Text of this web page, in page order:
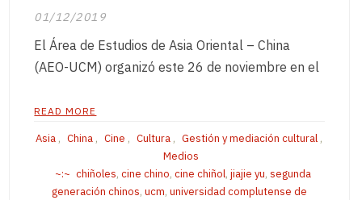
01/12/2019
El Área de Estudios de Asia Oriental – China
(AEO-UCM) organizó este 26 de noviembre en el
READ MORE
Asia , China , Cine , Cultura , Gestión y mediación cultural ,
Medios
chiñoles,cine chino,cine chiñol,jiajie yu,segunda
generación chinos, ucm, universidad complutense de